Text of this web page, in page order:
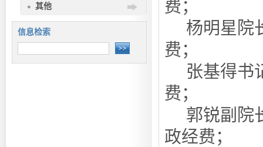
其他
信息检索
费；
杨明星院
费；
张基得书
费；
郭锐副院
政经费；